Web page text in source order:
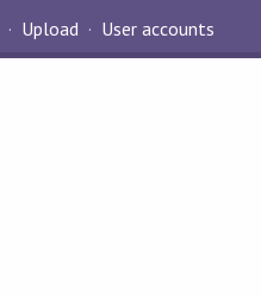
Upload User accounts